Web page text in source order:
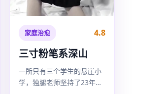
家庭治愈 4.8
三寸粉笔系深山
一所只有三个学生的悬崖小
学，独腿老师坚持了23年，